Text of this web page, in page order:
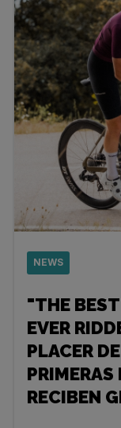
NEWS
"THE
EVER
PLACER
PRIMERAS
RECIBEN